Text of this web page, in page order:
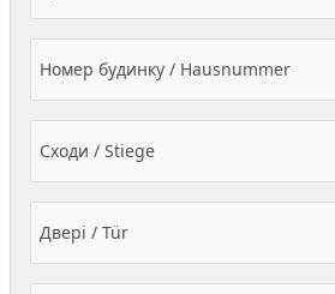
Номер будинку / Hausnummer
Сходи / Stiege
Двері / Tür